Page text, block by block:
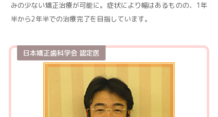
みの少ない矯正治療が可能に。症状により幅はあるものの、1年
半から2年半での治療完了を目指しています。
日本矯正歯科学会 認定医